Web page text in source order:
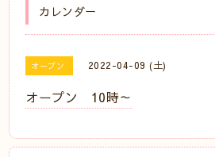
カレンダー
オープン 2022-04-09 (土)
オープン 10時～